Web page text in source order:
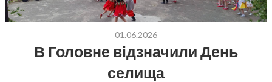
01.06.2026
В Головне відзначили День
селища